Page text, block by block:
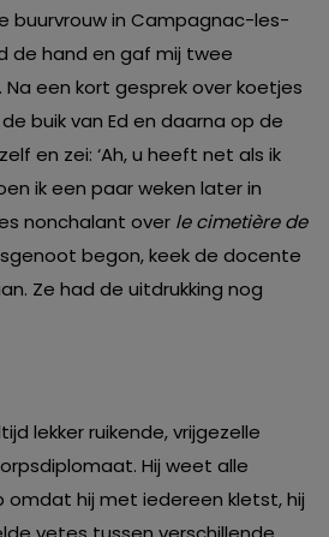
buurvrouw in Campagnac-les-
de hand en gaf mij twee
Na een kort gesprek over koetjes
buik van Ed en daarna op de
en zei: ‘Ah, u heeft net als ik
ik een paar weken later in
nonchalant over le cimetière de
begon, keek de docente
Ze had de uitdrukking nog
lekker ruikende, vrijgezelle
Hij weet alle
omdat hij met iedereen kletst, hij